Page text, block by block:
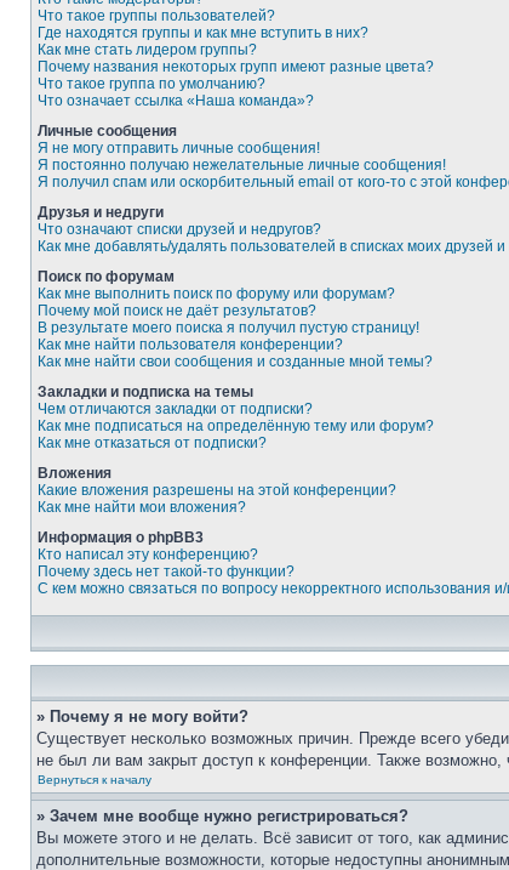
Что такое группы пользователей?
Где находятся группы и как мне вступить в них?
Как мне стать лидером группы?
Почему названия некоторых групп имеют разные цвета?
Что такое группа по умолчанию?
Что означает ссылка «Наша команда»?
Личные сообщения
Я не могу отправить личные сообщения!
Я постоянно получаю нежелательные личные сообщения!
Я получил спам или оскорбительный email от кого-то с этой
Друзья и недруги
Что означают списки друзей и недругов?
Как мне добавлять/удалять пользователей в списках моих друзей и
Поиск по форумам
Как мне выполнить поиск по форуму или форумам?
Почему мой поиск не даёт результатов?
В результате моего поиска я получил пустую страницу!
Как мне найти пользователя конференции?
Как мне найти свои сообщения и созданные мной темы?
Закладки и подписка на темы
Чем отличаются закладки от подписки?
Как мне подписаться на определённую тему или форум?
Как мне отказаться от подписки?
Вложения
Какие вложения разрешены на этой конференции?
Как мне найти мои вложения?
Информация о phpBB3
Кто написал эту конференцию?
Почему здесь нет такой-то функции?
С кем можно связаться по вопросу некорректного использования
» Почему я не могу войти?
Существует несколько возможных причин. Прежде всего
не был ли вам закрыт доступ к конференции. Также
Вернуться к началу
» Зачем мне вообще нужно регистрироваться?
Вы можете этого и не делать. Всё зависит от того, как
дополнительные возможности, которые недоступны